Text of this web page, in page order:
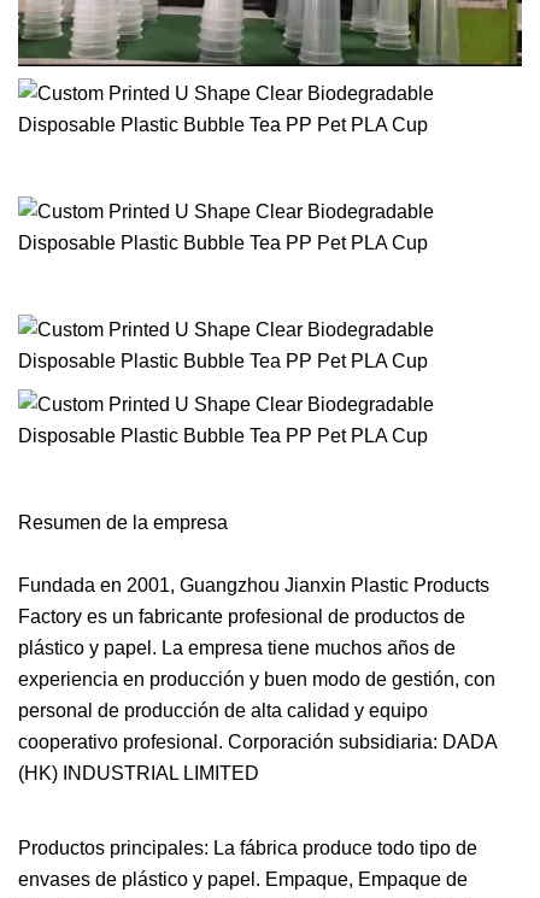
Resumen de la empresa
Fundada en 2001, Guangzhou Jianxin Plastic Products
Factory es un fabricante profesional de productos de
plástico y papel. La empresa tiene muchos años de
experiencia en producción y buen modo de gestión, con
personal de producción de alta calidad y equipo
cooperativo profesional. Corporación subsidiaria: DADA
(HK) INDUSTRIAL LIMITED
Productos principales: La fábrica produce todo tipo de
envases de plástico y papel. Empaque, Empaque de